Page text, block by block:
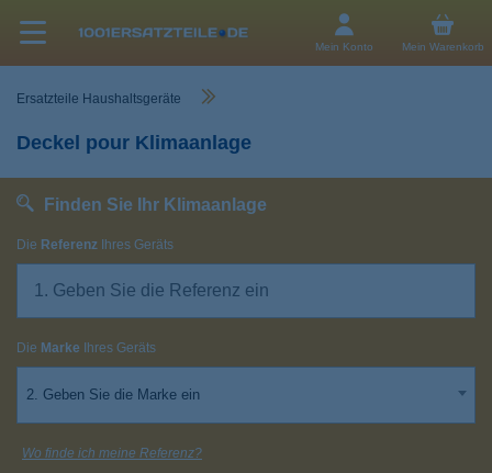
Mein Konto Mein Warenkorb
Ersatzteile Haushaltsgeräte
Deckel pour Klimaanlage
Finden Sie Ihr Klimaanlage
Die Referenz Ihres Geräts
Die Marke Ihres Geräts
2. Geben Sie die Marke ein
Wo finde ich meine Referenz?